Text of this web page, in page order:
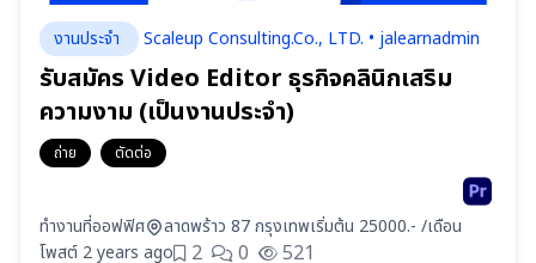
งานประจำ Scaleup Consulting.Co., LTD. • jalearnadmin
รับสมัคร Video Editor ธุรกิจคลินิกเสริม
ความงาม (เป็นงานประจำ)
ถ่าย ตัดต่อ
ทำงานที่ออฟฟิศ ลาดพร้าว 87 กรุงเทพเริ่มต้น 25000.- /เดือน
โพสต์ 2 years ago
2 0 521